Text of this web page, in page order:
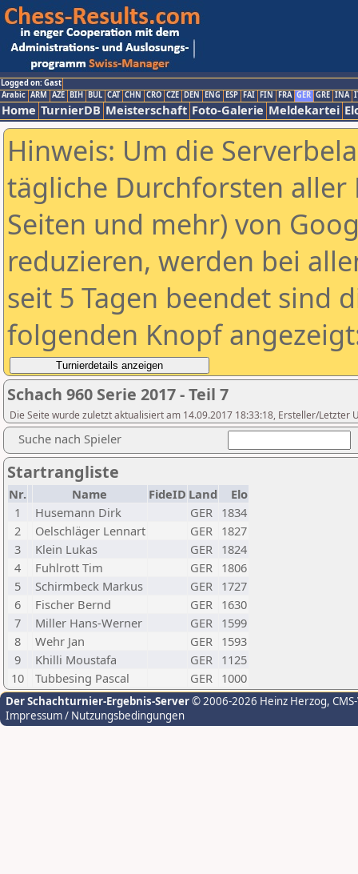
Logged on: Gast
Arabic ARM AZE BIH BUL CAT CHN CRO CZE DEN ENG ESP FAI FIN FRA GER GRE INA
Home TurnierDB Meisterschaft Foto-Galerie Meldekartei
Hinweis: Um die
tägliche Durchforsten aller
Seiten und mehr) von
reduzieren, werden bei
seit 5 Tagen beendet sind
folgenden Knopf
Schach 960 Serie 2017 - Teil 7
Die Seite wurde zuletzt aktualisiert am 14.09.2017 18:33:18, Ersteller/Letzter
Suche nach Spieler
Startrangliste
Nr. Name FideID Land
Elo
1
Husemann Dirk GER 1834
2
Oelschläger Lennart GER 1827
3
Klein Lukas GER 1824
4
Fuhlrott Tim GER 1806
5
Schirmbeck Markus GER 1727
6
Fischer Bernd GER 1630
7
Miller Hans-Werner GER 1599
8
Wehr Jan GER 1593
9
Khilli Moustafa GER 1125
10
Tubbesing Pascal GER 1000
Der Schachturnier-Ergebnis-Server© 2006-2026 Heinz Herzog,
Impressum / Nutzungsbedingungen